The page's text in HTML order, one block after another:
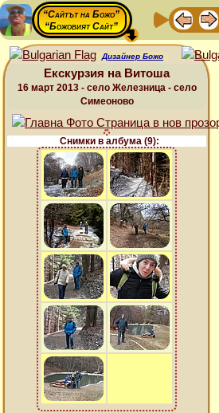
“Сайтът на Божо”
“Божовият Сайт”
Дизайнер Божо
Екскурзия на Витоша
16 март 2013 - село Железница - село
Симеоново
Снимки в албума (9):